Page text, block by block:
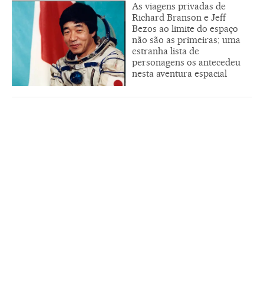
As viagens privadas de
Richard Branson e Jeff
Bezos ao limite do espaço
não são as primeiras; uma
estranha lista de
personagens os antecedeu
nesta aventura espacial